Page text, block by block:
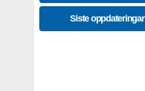
Siste oppdateringar